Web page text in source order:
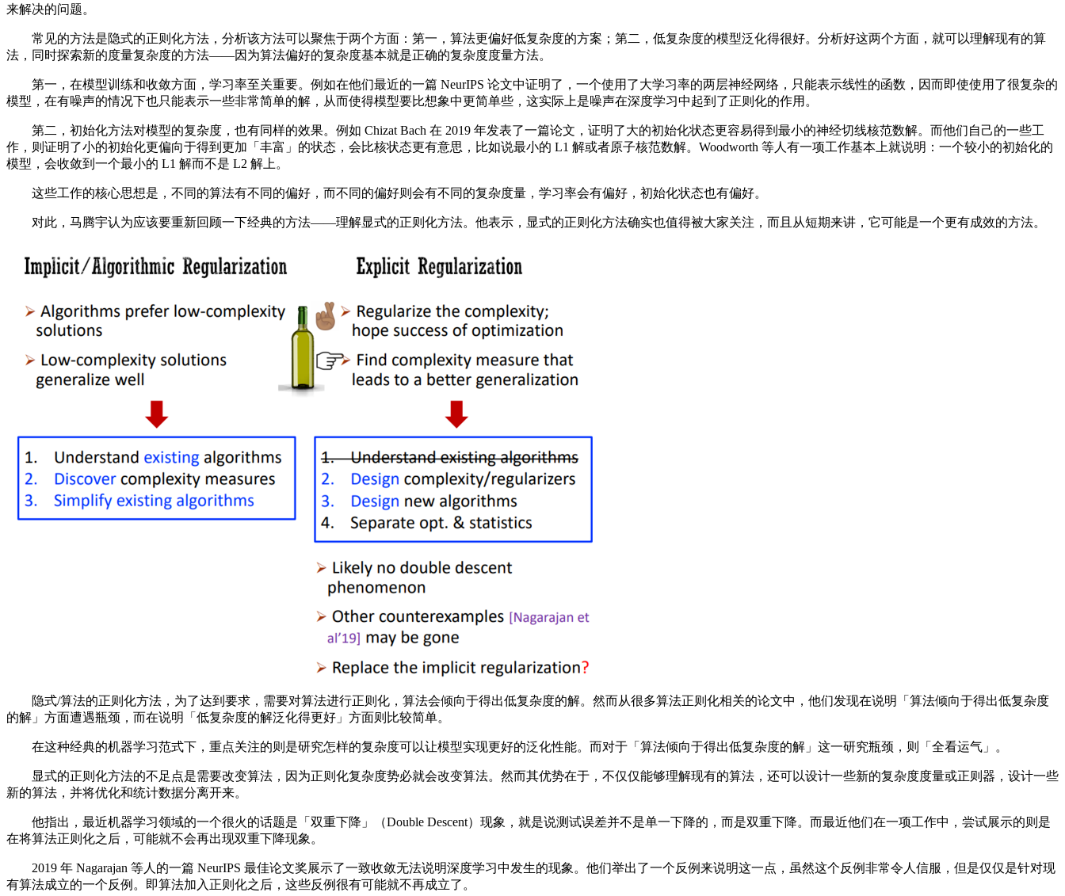
来解决的问题。
常见的方法是隐式的正则化方法，分析该方法可以聚焦于两个方面：第一，算法更偏好低复杂度的方案；第二，低复杂度的模型泛化得很好。分析好这两个方面，就可以理解现有的算
法，同时探索新的度量复杂度的方法——因为算法偏好的复杂度基本就是正确的复杂度度量方法。
第一，在模型训练和收敛方面，学习率至关重要。例如在他们最近的一篇 NeurIPS 论文中证明了，一个使用了大学习率的两层神经网络，只能表示线性的函数，因而即使使用了很复杂的
模型，在有噪声的情况下也只能表示一些非常简单的解，从而使得模型要比想象中更简单些，这实际上是噪声在深度学习中起到了正则化的作用。
第二，初始化方法对模型的复杂度，也有同样的效果。例如 Chizat Bach 在 2019 年发表了一篇论文，证明了大的初始化状态更容易得到最小的神经切线核范数解。而他们自己的一些工
作，则证明了小的初始化更偏向于得到更加「丰富」的状态，会比核状态更有意思，比如说最小的 L1 解或者原子核范数解。Woodworth 等人有一项工作基本上就说明：一个较小的初始化的
模型，会收敛到一个最小的 L1 解而不是 L2 解上。
这些工作的核心思想是，不同的算法有不同的偏好，而不同的偏好则会有不同的复杂度量，学习率会有偏好，初始化状态也有偏好。
对此，马腾宇认为应该要重新回顾一下经典的方法——理解显式的正则化方法。他表示，显式的正则化方法确实也值得被大家关注，而且从短期来讲，它可能是一个更有成效的方法。
隐式/算法的正则化方法，为了达到要求，需要对算法进行正则化，算法会倾向于得出低复杂度的解。然而从很多算法正则化相关的论文中，他们发现在说明「算法倾向于得出低复杂度
的解」方面遭遇瓶颈，而在说明「低复杂度的解泛化得更好」方面则比较简单。
在这种经典的机器学习范式下，重点关注的则是研究怎样的复杂度可以让模型实现更好的泛化性能。而对于「算法倾向于得出低复杂度的解」这一研究瓶颈，则「全看运气」。
显式的正则化方法的不足点是需要改变算法，因为正则化复杂度势必就会改变算法。然而其优势在于，不仅仅能够理解现有的算法，还可以设计一些新的复杂度度量或正则器，设计一些
新的算法，并将优化和统计数据分离开来。
他指出，最近机器学习领域的一个很火的话题是「双重下降」（Double Descent）现象，就是说测试误差并不是单一下降的，而是双重下降。而最近他们在一项工作中，尝试展示的则是
在将算法正则化之后，可能就不会再出现双重下降现象。
2019 年 Nagarajan 等人的一篇 NeurIPS 最佳论文奖展示了一致收敛无法说明深度学习中发生的现象。他们举出了一个反例来说明这一点，虽然这个反例非常令人信服，但是仅仅是针对现
有算法成立的一个反例。即算法加入正则化之后，这些反例很有可能就不再成立了。